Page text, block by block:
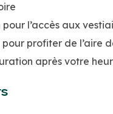
pour l’accès aux
pour profiter de l’aire
après votre